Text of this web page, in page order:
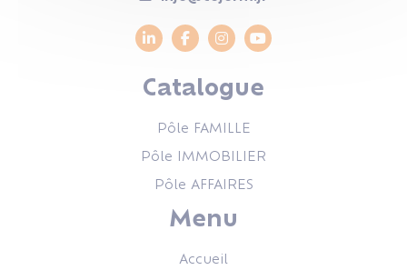
Catalogue
Pôle FAMILLE
Pôle IMMOBILIER
Pôle AFFAIRES
Menu
Accueil